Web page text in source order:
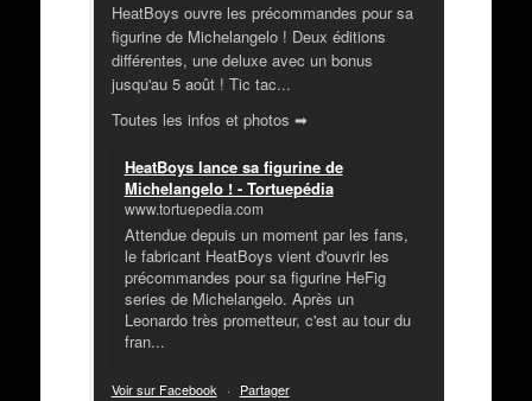
HeatBoys ouvre les précommandes pour sa
figurine de Michelangelo ! Deux éditions
différentes, une deluxe avec un bonus
jusqu'au 5 août ! Tic tac...
Toutes les infos et photos ➡
HeatBoys lance sa figurine de
Michelangelo ! - Tortuepédia
www.tortuepedia.com
Attendue depuis un moment par les fans,
le fabricant HeatBoys vient d'ouvrir les
précommandes pour sa figurine HeFig
series de Michelangelo. Après un
Leonardo très prometteur, c'est au tour du
fran...
Voir sur Facebook · Partager